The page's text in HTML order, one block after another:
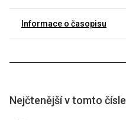
Informace o časopisu
Nejčtenější v tomto čísle